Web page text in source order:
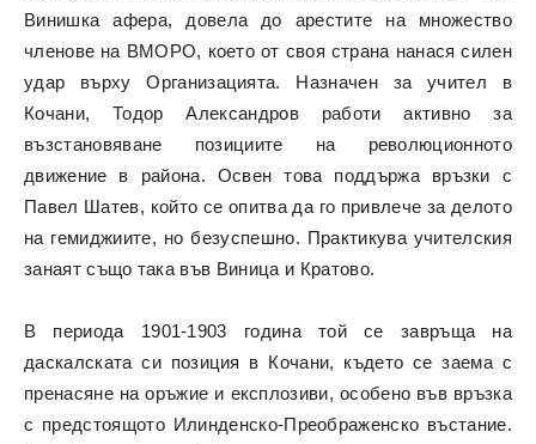
Винишка афера, довела до арестите на множество
членове на ВМОРО, което от своя страна нанася силен
удар върху Организацията. Назначен за учител в
Кочани, Тодор Александров работи активно за
възстановяване позициите на революционното
движение в района. Освен това поддържа връзки с
Павел Шатев, който се опитва да го привлече за делото
на гемиджиите, но безуспешно. Практикува учителския
занаят също така във Виница и Кратово.
В периода 1901-1903 година той се завръща на
даскалската си позиция в Кочани, където се заема с
пренасяне на оръжие и експлозиви, особено във връзка
с предстоящото Илинденско-Преображенско въстание.